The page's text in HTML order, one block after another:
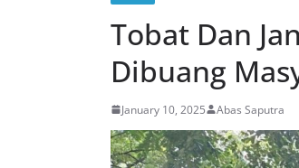
Tobat Dan
Dibuang
January 10, 2025 Abas Saputra